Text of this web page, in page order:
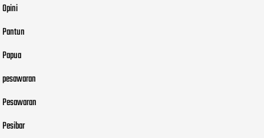
Opini
Pantun
Papua
pesawaran
Pesawaran
Pesibar